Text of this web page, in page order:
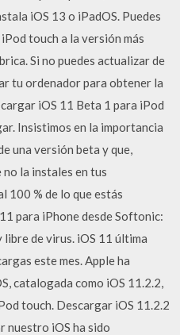
iOS 13 o iPadOS. Puedes
touch a la versión más
Si no puedes actualizar de
tu ordenador para obtener la
iOS 11 Beta 1 para iPod
Insistimos en la importancia
una versión beta y que,
no la instales en tus
100 % de lo que estás
para iPhone desde Softonic:
de virus. iOS 11 última
este mes. Apple ha
catalogada como iOS 11.2.2,
touch. Descargar iOS 11.2.2
nuestro iOS ha sido